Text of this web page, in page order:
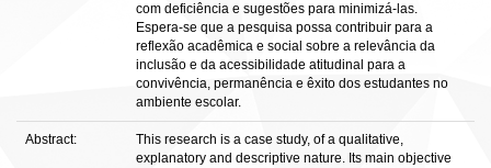
com deficiência e sugestões para minimizá-las.
Espera-se que a pesquisa possa contribuir para a
reflexão acadêmica e social sobre a relevância da
inclusão e da acessibilidade atitudinal para a
convivência, permanência e êxito dos estudantes no
ambiente escolar.
Abstract:
This research is a case study, of a qualitative,
explanatory and descriptive nature. Its main objective